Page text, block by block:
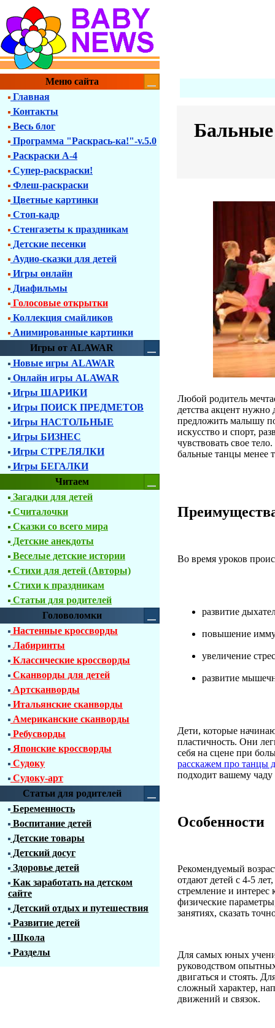
Меню сайта
Главная
Контакты
Весь блог
Программа "Раскрась-ка!"-v.5.0
Раскраски А-4
Супер-раскраски!
Флеш-раскраски
Цветные картинки
Стоп-кадр
Стенгазеты к праздникам
Детские песенки
Аудио-сказки для детей
Игры онлайн
Диафильмы
Голосовые открытки
Коллекция смайликов
Анимированные картинки
Игры от ALAWAR
Новые игры ALAWAR
Онлайн игры ALAWAR
Игры ШАРИКИ
Игры ПОИСК ПРЕДМЕТОВ
Игры НАСТОЛЬНЫЕ
Игры БИЗНЕС
Игры СТРЕЛЯЛКИ
Игры БЕГАЛКИ
Читаем
Загадки для детей
Считалочки
Сказки со всего мира
Детские анекдоты
Веселые детские истории
Стихи для детей (Авторы)
Стихи к праздникам
Статьи для родителей
Головоломки
Настенные кроссворды
Лабиринты
Классические кроссворды
Сканворды для детей
Артсканворды
Итальянские сканворды
Американские сканворды
Ребусворды
Японские кроссворды
Судоку
Судоку-арт
Статьи для родителей
Беременность
Воспитание детей
Детские товары
Детский досуг
Здоровье детей
Как заработать на детском
сайте
Детский отдых и путешествия
Развитие детей
Школа
Разделы
Бальные
Любой родитель
детства акцент нужно
предложить малышу
искусство и спорт,
чувствовать свое
бальные танцы менее
Во время уроков
развитие
повышение
увеличение
развитие
Дети, которые
пластичность. Они
себя на сцене при
расскажем про танцы
подходит вашему
Особенности
Рекомендуемый
отдают детей с 4-5
стремление и
физические
занятиях, сказать
Для самых юных
руководством
двигаться и стоять.
сложный характер,
движений и связок.